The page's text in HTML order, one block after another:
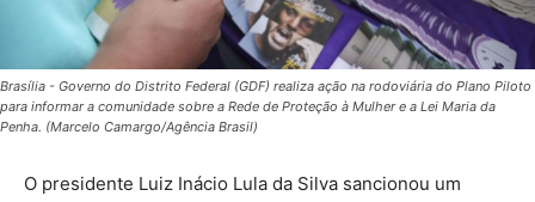
Brasília - Governo do Distrito Federal (GDF) realiza ação na rodoviária do Plano Piloto
para informar a comunidade sobre a Rede de Proteção à Mulher e a Lei Maria da
Penha. (Marcelo Camargo/Agência Brasil)
O presidente Luiz Inácio Lula da Silva sancionou um